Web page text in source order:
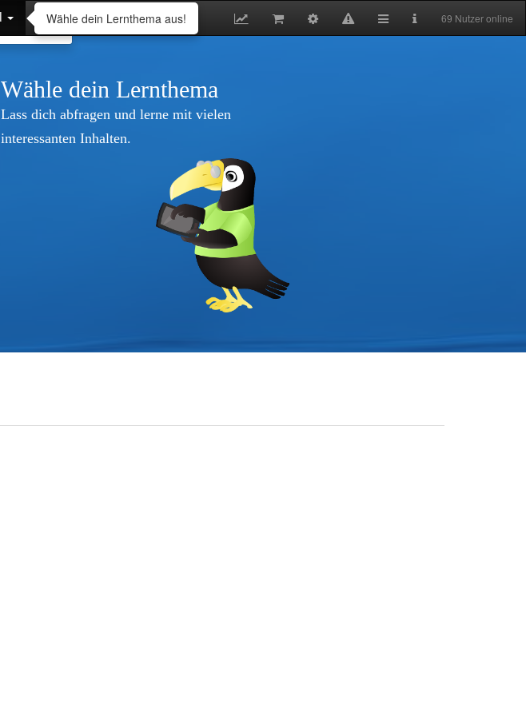
69 Nutzer online
Wähle dein Lernthema
Lass dich abfragen und lerne mit vielen
interessanten Inhalten.
Wähle dein Lernthema aus!